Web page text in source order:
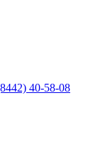
40-58-08